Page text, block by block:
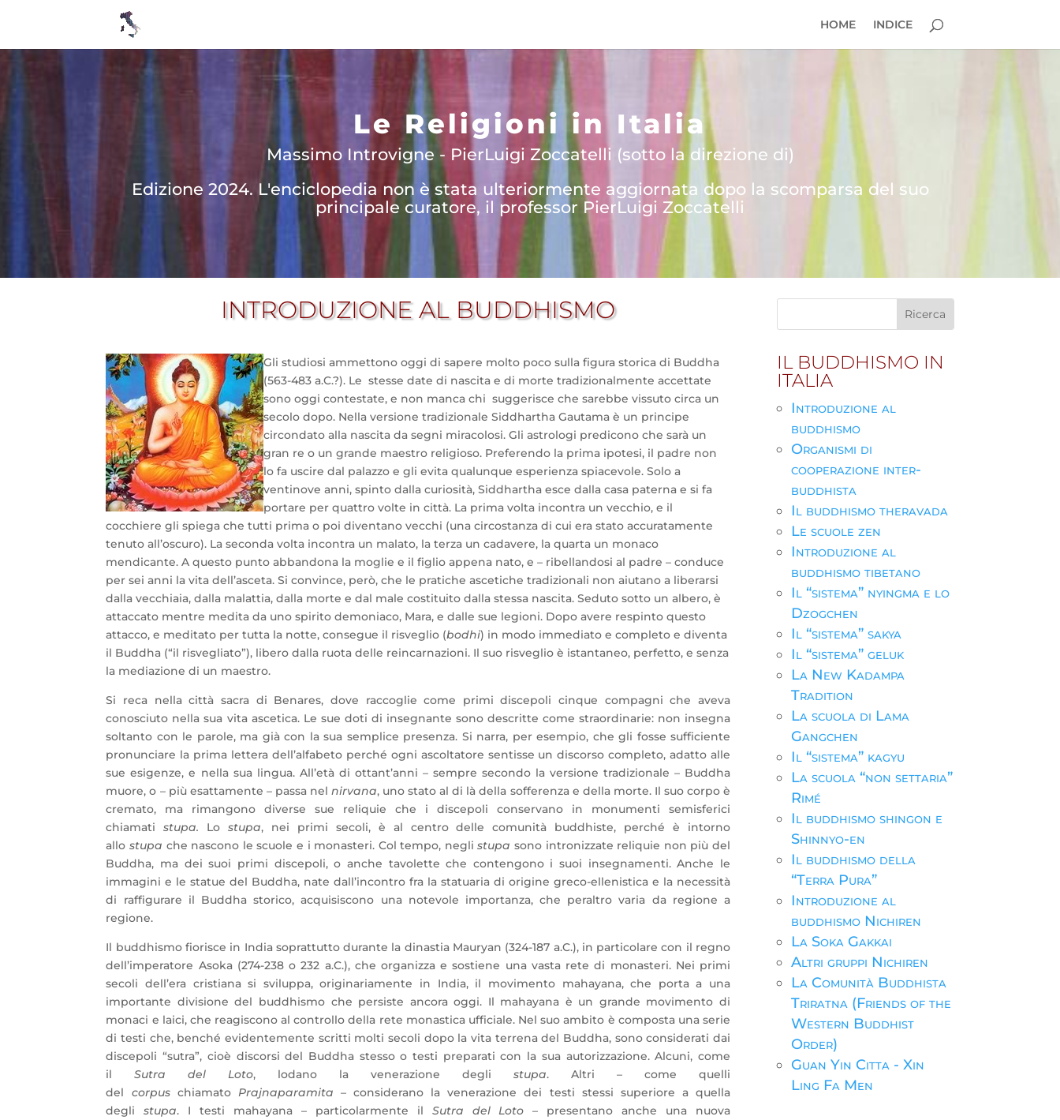
HOME INDICE
Le Religioni in Italia
Massimo Introvigne - PierLuigi Zoccatelli (sotto la direzione di)
Edizione 2024. L'enciclopedia non è stata ulteriormente aggiornata dopo la scomparsa del suo
principale curatore, il professor PierLuigi Zoccatelli
INTRODUZIONE AL BUDDHISMO
Gli studiosi ammettono oggi di sapere molto poco sulla figura storica di Buddha
(563-483 a.C.?). Le stesse date di nascita e di morte tradizionalmente accettate
sono oggi contestate, e non manca chi suggerisce che sarebbe vissuto circa un
secolo dopo. Nella versione tradizionale Siddhartha Gautama è un principe
circondato alla nascita da segni miracolosi. Gli astrologi predicono che sarà un
gran re o un grande maestro religioso. Preferendo la prima ipotesi, il padre non
lo fa uscire dal palazzo e gli evita qualunque esperienza spiacevole. Solo a
ventinove anni, spinto dalla curiosità, Siddhartha esce dalla casa paterna e si fa
portare per quattro volte in città. La primavolta incontra un vecchio, e il
cocchiere gli spiega che tutti prima o poi diventano vecchi (una circostanza di cui era stato accuratamente
tenuto all’oscuro). La seconda volta incontra un malato, la terza un cadavere, la quarta un monaco
mendicante. A questo punto abbandona la moglie e il figlio appena nato, e – ribellandosi al padre – conduce
per sei anni la vita dell’asceta. Si convince, però, che le pratiche ascetiche tradizionali non aiutano a liberarsi
dalla vecchiaia, dalla malattia, dalla morte e dal male costituito dalla stessa nascita. Seduto sotto un albero, è
attaccato mentre medita da uno spirito demoniaco, Mara, e dalle sue legioni. Dopo avere respinto questo
attacco, e meditato per tutta la notte, consegue il risveglio (bodhi) in modo immediato e completo e diventa
il Buddha (“il risvegliato”), libero dalla ruota delle reincarnazioni. Il suo risveglio è istantaneo, perfetto, e senza
la mediazione di un maestro.
Si reca nella città sacra di Benares, dove raccoglie come primi discepoli cinque compagni che aveva
conosciuto nella sua vita ascetica. Le sue doti di insegnante sono descritte come straordinarie: non insegna
soltanto con le parole, ma già con la sua semplice presenza. Si narra, per esempio, che gli fosse sufficiente
pronunciare la prima lettera dell’alfabeto perché ogni ascoltatore sentisse un discorso completo, adatto alle
sue esigenze, e nella sua lingua. All’età di ottant’anni – sempre secondo la versione tradizionale – Buddha
muore, o – più esattamente – passa nel nirvana, uno stato al di là della sofferenza e della morte. Il suo corpo è
cremato, ma rimangono diverse sue reliquie che i discepoli conservano in monumenti semisferici
chiamatistupa. Lostupa, nei primi secoli, è al centro delle comunità buddhiste, perché è intorno
allo stupa che nascono le scuole e i monasteri. Col tempo, neglistupa sono intronizzate reliquie non più del
Buddha, ma dei suoi primi discepoli, o anche tavolette che contengono i suoi insegnamenti. Anche le
immagini e le statue del Buddha, nate dall’incontro fra la statuaria di origine greco-ellenistica e la necessità
di raffigurare il Buddha storico, acquisiscono una notevole importanza, che peraltro varia da regione a
regione.
Il buddhismo fiorisce in India soprattutto durante la dinastia Mauryan (324-187 a.C.), in particolare con il regno
dell’imperatore Asoka (274-238 o 232 a.C.), che organizza e sostiene una vasta rete di monasteri. Nei primi
secoli dell’era cristiana si sviluppa, originariamente in India, il movimento mahayana, che porta a una
importante divisione del buddhismo che persiste ancora oggi. Il mahayana è un grande movimento di
monaci e laici, che reagiscono al controllo della rete monastica ufficiale. Nel suo ambito è composta una serie
di testi che, benché evidentemente scritti molti secoli dopo la vita terrena del Buddha, sono considerati dai
discepoli “sutra”, cioè discorsi del Buddha stesso o testi preparati con la sua autorizzazione. Alcuni, come
ilSutra del Loto, lodano la venerazione deglistupa. Altri – come quelli
del corpuschiamato Prajnaparamita – considerano la venerazione dei testi stessi superiore a quella
deglistupa. I testi mahayana – particolarmente il Sutra del Loto – presentano anche una nuova
IL BUDDHISMO IN
ITALIA
Introduzione al
buddhismo
Organismi di
cooperazione inter-
buddhista
Il buddhismo theravada
Le scuole zen
Introduzione al
buddhismo tibetano
Il “sistema” nyingma e lo
Dzogchen
Il “sistema” sakya
Il “sistema” geluk
La New Kadampa
Tradition
La scuola di Lama
Gangchen
Il “sistema” kagyu
La scuola “non settaria”
Rimé
Il buddhismo shingon e
Shinnyo-en
Il buddhismo della
“Terra Pura”
Introduzione al
buddhismo Nichiren
La Soka Gakkai
Altri gruppi Nichiren
La Comunità Buddhista
Triratna (Friends of the
Western Buddhist
Order)
Guan Yin Citta - Xin
Ling Fa Men